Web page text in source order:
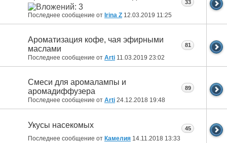
Последнее сообщение от Irina Z 12.03.2019 11:25
33
Ароматизация кофе, чая эфирными
маслами
Последнее сообщение от Arti 11.03.2019 23:02
81
Смеси для аромалампы и
аромадиффузера
Последнее сообщение от Arti 24.12.2018 19:48
89
Укусы насекомых
Последнее сообщение от Камелия 14.11.2018 13:33
45